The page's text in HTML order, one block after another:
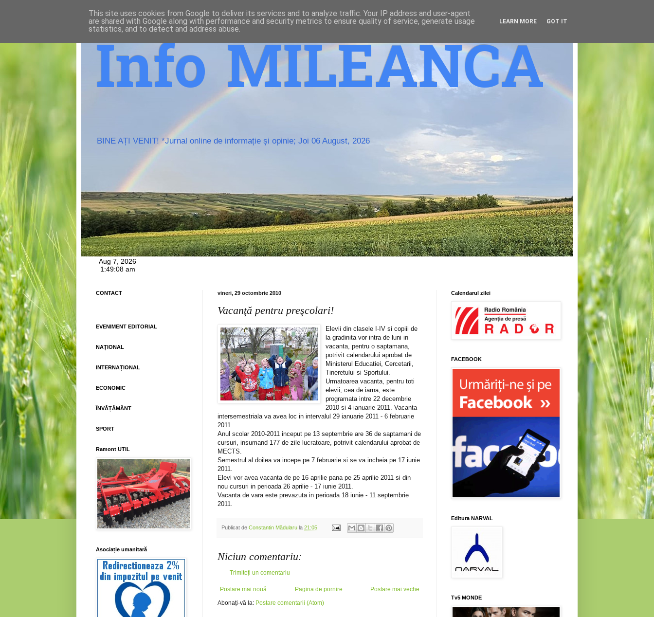
Info MILEANCA
BINE AȚI VENIT! *Jurnal online de informație și opinie; Joi 06 August, 2026
vineri, 29 octombrie 2010
Vacanţă pentru preşcolari!
Elevii din clasele I-IV si copiii de
la gradinita vor intra de luni in
vacanta, pentru o saptamana,
potrivit calendarului aprobat de
Ministerul Educatiei, Cercetarii,
Tineretului si Sportului.
Urmatoarea vacanta, pentru toti
elevii, cea de iarna, este
programata intre 22 decembrie
2010 si 4 ianuarie 2011. Vacanta
intersemestriala va avea loc in intervalul 29 ianuarie 2011 - 6 februarie
2011.
Anul scolar 2010-2011 inceput pe 13 septembrie are 36 de saptamani de
cursuri, insumand 177 de zile lucratoare, potrivit calendarului aprobat de
MECTS.
Semestrul al doilea va incepe pe 7 februarie si se va incheia pe 17 iunie
2011.
Elevi vor avea vacanta de pe 16 aprilie pana pe 25 aprilie 2011 si din
nou cursuri in perioada 26 aprilie - 17 iunie 2011.
Vacanta de vara este prevazuta in perioada 18 iunie - 11 septembrie
2011.
Publicat de Constantin Mădularu la 21:05
Niciun comentariu:
Trimiteți un comentariu
Postare mai nouă Postare mai veche
Pagina de pornire
Abonați-vă la: Postare comentarii (Atom)
CONTACT
EVENIMENT EDITORIAL
NAȚIONAL
INTERNAȚIONAL
ECONOMIC
ÎNVĂȚĂMÂNT
SPORT
Ramont UTIL
Asociație umanitară
Calendarul zilei
FACEBOOK
Editura NARVAL
Tv5 MONDE
This site uses cookies from Google to deliver its services and to analyze traffic. Your IP address and user-agent
are shared with Google along with performance and security metrics to ensure quality of service, generate usage
statistics, and to detect and address abuse.
LEARN MORE GOT IT